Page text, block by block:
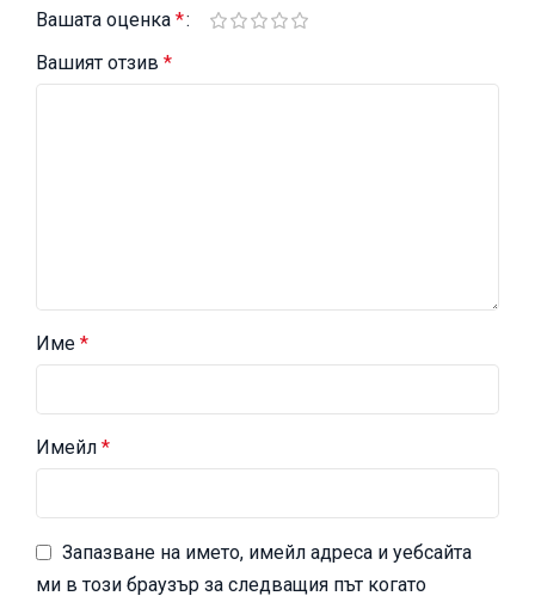
Вашата оценка *
Вашият отзив *
Име *
Имейл *
Запазване на името, имейл адреса и уебсайта
ми в този браузър за следващия път когато